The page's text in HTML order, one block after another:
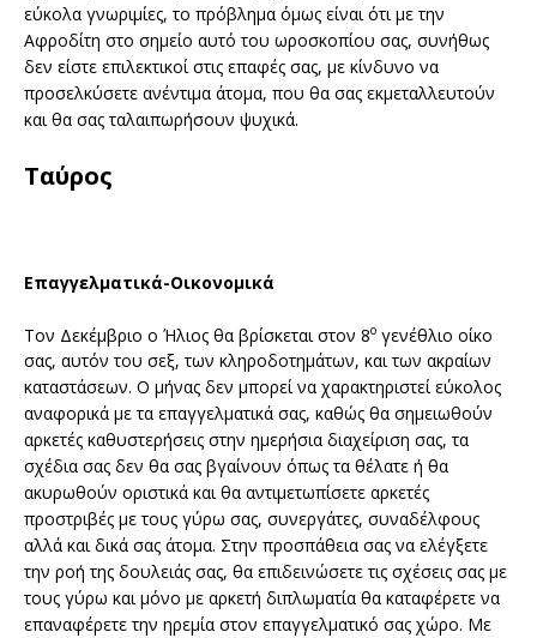
εύκολα γνωριμίες, το πρόβλημα όμως είναι ότι με την
Αφροδίτη στο σημείο αυτό του ωροσκοπίου σας, συνήθως
δεν είστε επιλεκτικοί στις επαφές σας, με κίνδυνο να
προσελκύσετε ανέντιμα άτομα, που θα σας εκμεταλλευτούν
και θα σας ταλαιπωρήσουν ψυχικά.
Ταύρος
Επαγγελματικά-Οικονομικά
Τον Δεκέμβριο ο Ήλιος θα βρίσκεται στον 8ο γενέθλιο οίκο
σας, αυτόν του σεξ, των κληροδοτημάτων, και των ακραίων
καταστάσεων. Ο μήνας δεν μπορεί να χαρακτηριστεί εύκολος
αναφορικά με τα επαγγελματικά σας, καθώς θα σημειωθούν
αρκετές καθυστερήσεις στην ημερήσια διαχείριση σας, τα
σχέδια σας δεν θα σας βγαίνουν όπως τα θέλατε ή θα
ακυρωθούν οριστικά και θα αντιμετωπίσετε αρκετές
προστριβές με τους γύρω σας, συνεργάτες, συναδέλφους
αλλά και δικά σας άτομα. Στην προσπάθεια σας να ελέγξετε
την ροή της δουλειάς σας, θα επιδεινώσετε τις σχέσεις σας με
τους γύρω και μόνο με αρκετή διπλωματία θα καταφέρετε να
επαναφέρετε την ηρεμία στον επαγγελματικό σας χώρο. Με